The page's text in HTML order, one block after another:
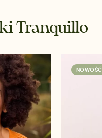
Tranquillo
NOWOŚĆ